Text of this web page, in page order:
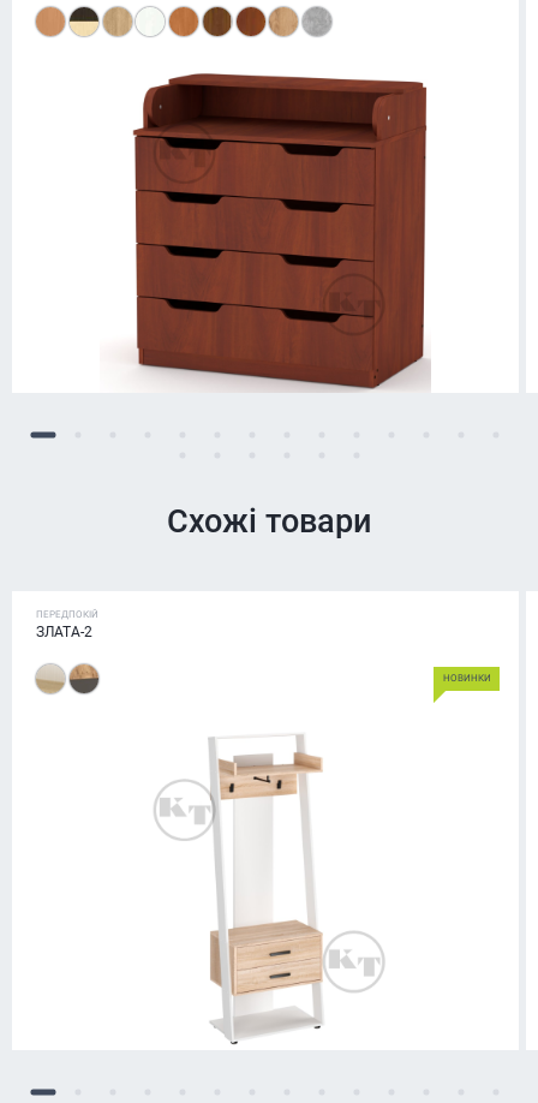
Схожі товари
ПЕРЕДПОКІЙ
ЗЛАТА-2
НОВИНКИ